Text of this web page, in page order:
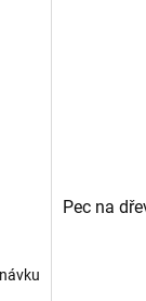
Pec na